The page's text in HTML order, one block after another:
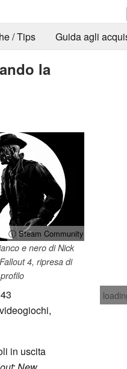
/ Tips Guida agli
la
ⓘ Steam Community
e nero di Nick
4, ripresa di
profilo
in uscita